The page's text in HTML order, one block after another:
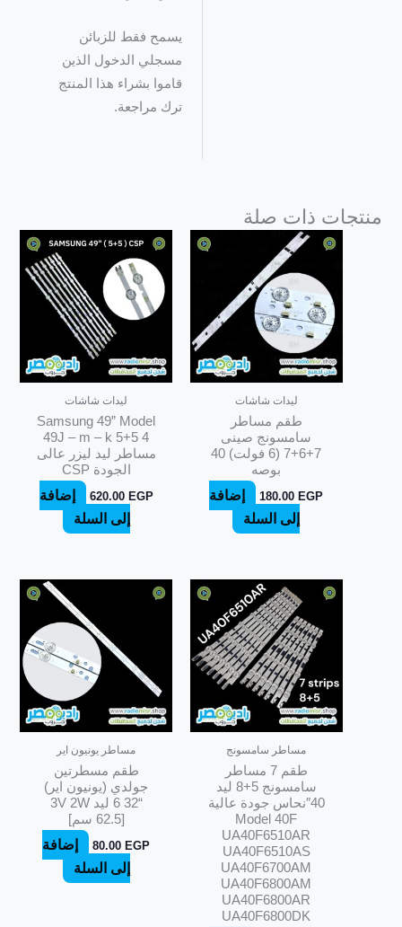
يسمح فقط للزبائن
مسجلي الدخول الذين
قاموا بشراء هذا المنتج
ترك مراجعة.
منتجات ذات صلة
ليدات شاشات
طقم مساطر
سامسونج صينى
7+6+7 (6 فولت) 40
بوصه
180.00 EGP
إضافة
إلى السلة
ليدات شاشات
Samsung 49” Model
49J – m – k 5+5 4
مساطر ليد ليزر عالى
الجودة CSP
620.00 EGP
إضافة
إلى السلة
مساطر سامسونج
طقم 7 مساطر
سامسونج 5+8 ليد
40″نحاس جودة عالية
Model 40F
UA40F6510AR
UA40F6510AS
UA40F6700AM
UA40F6800AM
UA40F6800AR
UA40F6800DK
مساطر يونيون اير
طقم مسطرتين
جولدي (يونيون اير)
“32 6 ليد 3V 2W
[62.5 سم]
80.00 EGP
إضافة
إلى السلة